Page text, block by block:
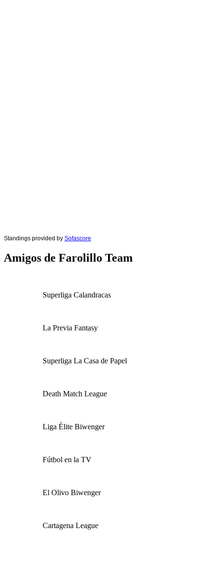
Standings provided by Sofascore
Amigos de Farolillo Team
Superliga Calandracas
La Previa Fantasy
Superliga La Casa de Papel
Death Match League
Liga Élite Biwenger
Fútbol en la TV
El Olivo Biwenger
Cartagena League